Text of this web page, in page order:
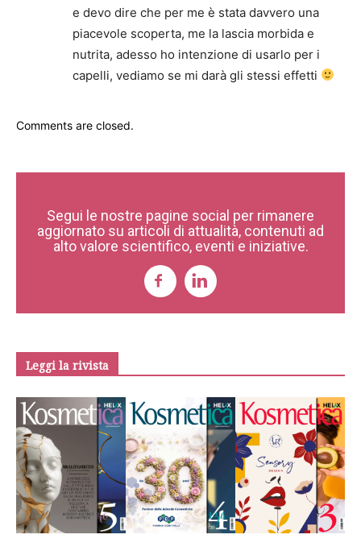
e devo dire che per me è stata davvero una
piacevole scoperta, me la lascia morbida e
nutrita, adesso ho intenzione di usarlo per i
capelli, vediamo se mi darà gli stessi effetti
Comments are closed.
Segui le nostre pagine social per rimanere
aggiornato su articoli di attualità, contenuti ad
alto valore scientifico, eventi e iniziative.
Leggi la rivista